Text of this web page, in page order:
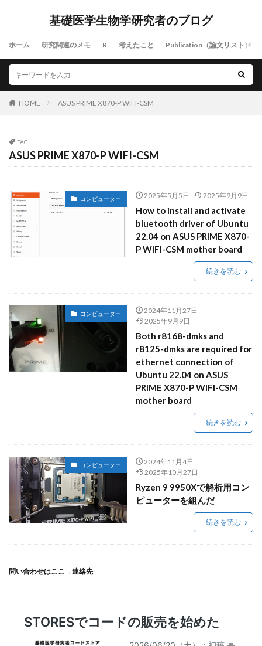
基礎医学生物学研究者のブログ
ホーム 研究関連のメモ R 考えたこと Publication（論文リスト）
HOME ASUS PRIME X870-P WIFI-CSM
TAG
ASUS PRIME X870-P WIFI-CSM
コンピューター 2025年5月5日 2025年9月9日
How to install and activate
bluetooth driver of Ubuntu
22.04 on ASUS PRIME X870-
P WIFI-CSM mother board
続きを読む
コンピューター
2024年11月27日
2025年9月9日
Both r8168-dmks and
r8125-dmks are required for
ethernet connection of
Ubuntu 22.04 on ASUS
PRIME X870-P WIFI-CSM
mother board
続きを読む
コンピューター
2024年11月4日
2025年10月27日
Ryzen 9 9950Xで解析用コン
ピューターを組んだ
続きを読む
問い合わせはここ→連絡先